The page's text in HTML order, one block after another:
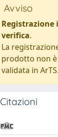
Avviso
Registrazione
verifica.
La
prodotto non
validata in ArTS.
Citazioni